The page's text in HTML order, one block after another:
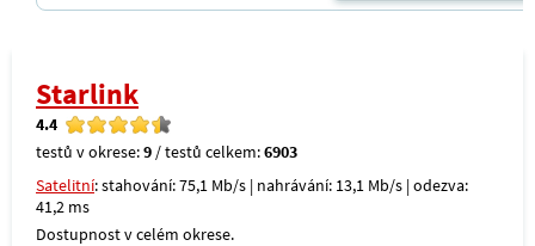
Starlink
4.4
testů v okrese:9 / testů celkem:6903
Satelitní: stahování: 75,1 Mb/s | nahrávání: 13,1 Mb/s | odezva:
41,2 ms
Dostupnost v celém okrese.